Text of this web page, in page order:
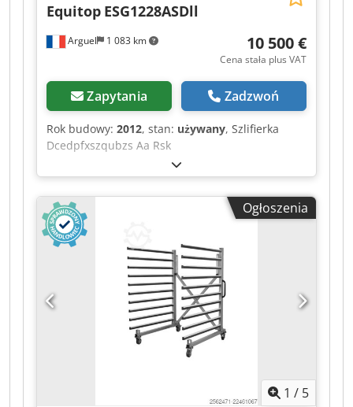
Arguel 1 083 km
Equitop ESG1228ASDll
10 500 €
Cena stała plus VAT
Zapytania Zadzwoń
Rok budowy: 2012, stan: używany, Szlifierka
Dcedpfxszqubzs Aa Rsk
Ogłoszenia
1 / 5